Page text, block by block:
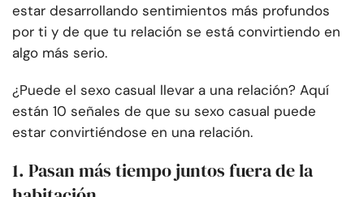
estar desarrollando sentimientos más profundos
por ti y de que tu relación se está convirtiendo en
algo más serio.
¿Puede el sexo casual llevar a una relación? Aquí
están 10 señales de que su sexo casual puede
estar convirtiéndose en una relación.
1. Pasan más tiempo juntos fuera de la